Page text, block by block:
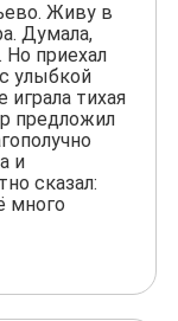
Живу в
Думала,
приехал
улыбкой
играла тихая
предложил
и
сказал:
много